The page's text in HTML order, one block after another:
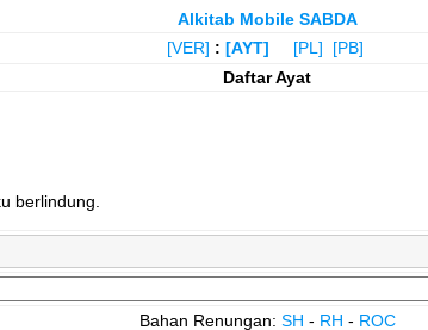
Alkitab Mobile SABDA
[VER] : [AYT] [PL]
[PB]
Daftar Ayat
berlindung.
Bahan Renungan: SH - RH - ROC